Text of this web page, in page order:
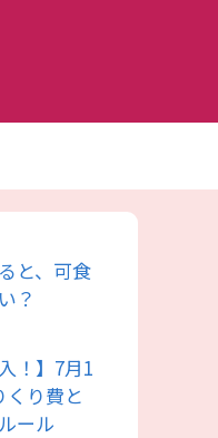
と、可食
？
！】7月1
くり費と
ール